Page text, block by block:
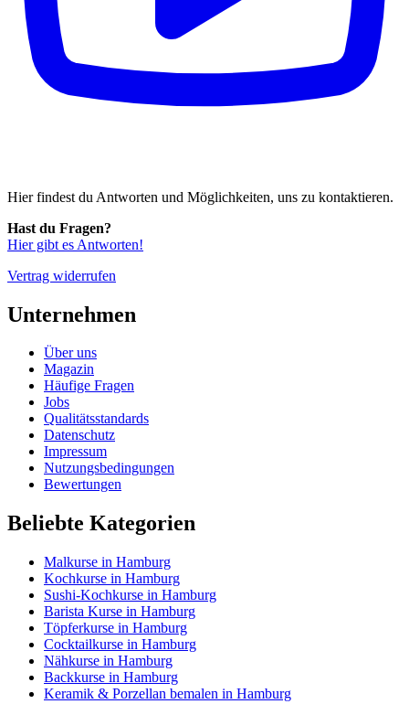
Hier findest du Antworten und Möglichkeiten, uns zu kontaktieren.
Hast du Fragen?
Hier gibt es Antworten!
Vertrag widerrufen
Unternehmen
Über uns
Magazin
Häufige Fragen
Jobs
Qualitätsstandards
Datenschutz
Impressum
Nutzungsbedingungen
Bewertungen
Beliebte Kategorien
Malkurse in Hamburg
Kochkurse in Hamburg
Sushi-Kochkurse in Hamburg
Barista Kurse in Hamburg
Töpferkurse in Hamburg
Cocktailkurse in Hamburg
Nähkurse in Hamburg
Backkurse in Hamburg
Keramik & Porzellan bemalen in Hamburg